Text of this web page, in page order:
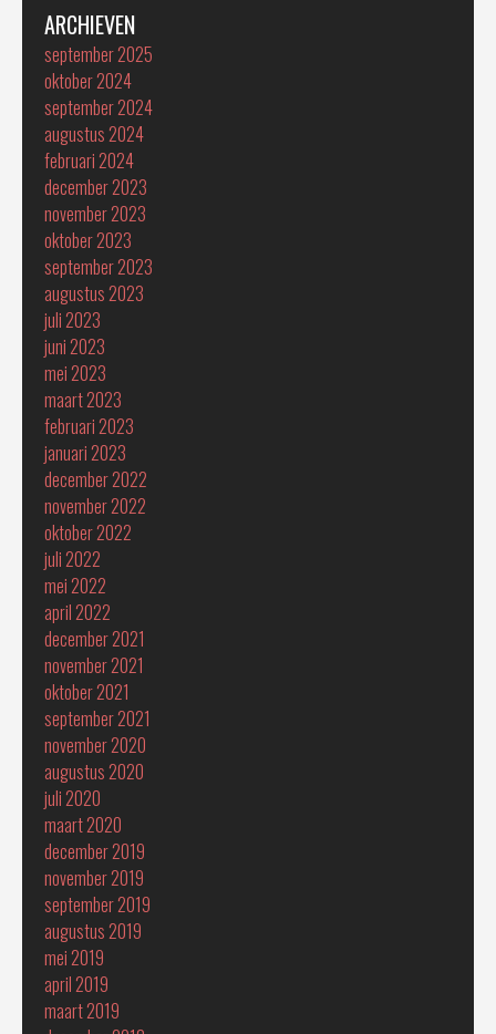
ARCHIEVEN
september 2025
oktober 2024
september 2024
augustus 2024
februari 2024
december 2023
november 2023
oktober 2023
september 2023
augustus 2023
juli 2023
juni 2023
mei 2023
maart 2023
februari 2023
januari 2023
december 2022
november 2022
oktober 2022
juli 2022
mei 2022
april 2022
december 2021
november 2021
oktober 2021
september 2021
november 2020
augustus 2020
juli 2020
maart 2020
december 2019
november 2019
september 2019
augustus 2019
mei 2019
april 2019
maart 2019